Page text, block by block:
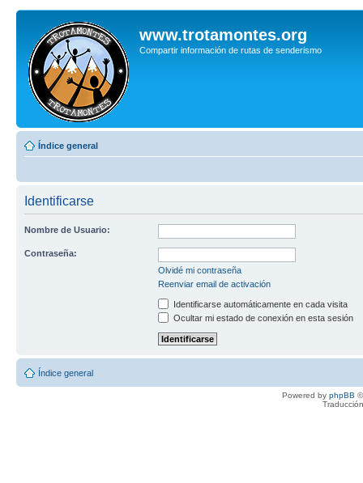
www.trotamontes.org
Compartir información de rutas de senderismo
Índice general
Identificarse
Nombre de Usuario:
Contraseña:
Olvidé mi contraseña
Reenviar email de activación
Identificarse automáticamente en cada visita
Ocultar mi estado de conexión en esta sesión
Índice general
Powered by phpBB